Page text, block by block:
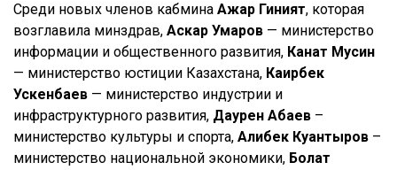
Среди новых членов кабмина Ажар Гиният, которая
возглавила минздрав, Аскар Умаров — министерство
информации и общественного развития, Канат Мусин
— министерство юстиции Казахстана, Каирбек
Ускенбаев — министерство индустрии и
инфраструктурного развития, Даурен Абаев –
министерство культуры и спорта, Алибек Куантыров –
министерство национальной экономики, Болат